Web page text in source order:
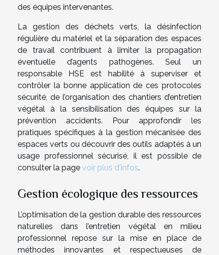
des équipes intervenantes.
La gestion des déchets verts, la désinfection
régulière du matériel et la séparation des espaces
de travail contribuent à limiter la propagation
éventuelle d’agents pathogènes. Seul un
responsable HSE est habilité à superviser et
contrôler la bonne application de ces protocoles
sécurité, de l’organisation des chantiers d’entretien
végétal à la sensibilisation des équipes sur la
prévention accidents. Pour approfondir les
pratiques spécifiques à la gestion mécanisée des
espaces verts ou découvrir des outils adaptés à un
usage professionnel sécurisé, il est possible de
consulter la page voir plus d'infos.
Gestion écologique des ressources
L’optimisation de la gestion durable des ressources
naturelles dans l’entretien végétal en milieu
professionnel repose sur la mise en place de
méthodes innovantes et respectueuses de